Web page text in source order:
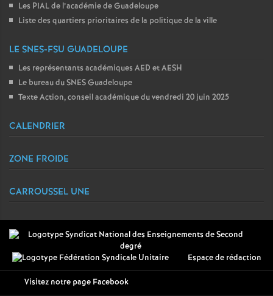
Les PIAL de l’académie de Guadeloupe
Liste des quartiers prioritaires de la politique de la ville
LE SNES-FSU GUADELOUPE
Les représentants académiques AED et AESH
Le bureau du SNES Guadeloupe
Texte Action, conseil académique du vendredi 20 juin 2025
CALENDRIER
ZONE FROIDE
CARROUSSEL UNE
Espace de rédaction
Visitez notre page Facebook